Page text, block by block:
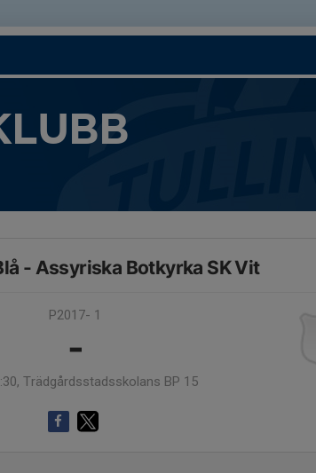
- Assyriska Botkyrka SK Vit
P2017- 1
-
Trädgårdsstadsskolans BP 15